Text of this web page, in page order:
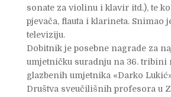
sonate za violinu i klavir itd.), te
pjevača, flauta i klarineta. Snimao
televiziju.
Dobitnik je posebne nagrade za
umjetničku suradnju na 36. tribini
glazbenih umjetnika «Darko
Društva sveučilišnih profesora u